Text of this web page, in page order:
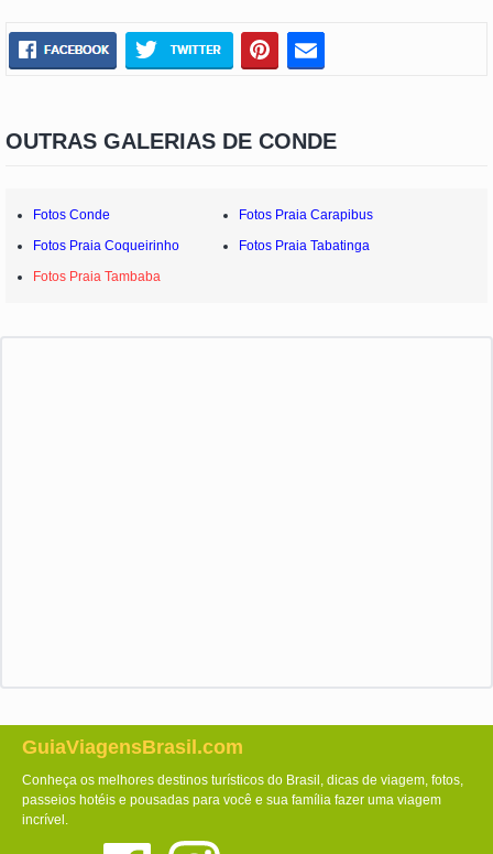
OUTRAS GALERIAS DE CONDE
Fotos Conde
Fotos Praia Carapibus
Fotos Praia Coqueirinho
Fotos Praia Tabatinga
Fotos Praia Tambaba
GuiaViagensBrasil.com
Conheça os melhores destinos turísticos do Brasil, dicas de viagem, fotos,
passeios hotéis e pousadas para você e sua família fazer uma viagem
incrível.